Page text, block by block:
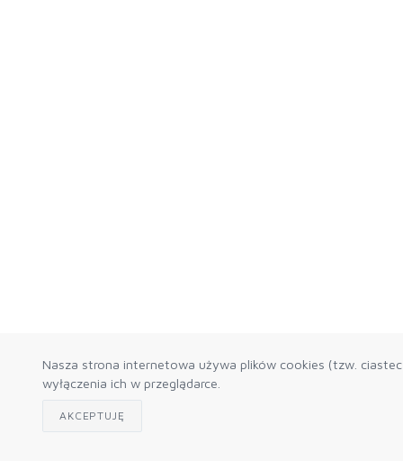
Nasza strona internetowa używa plików cookies (tzw.
wyłączenia ich w przeglądarce.
AKCEPTUJĘ